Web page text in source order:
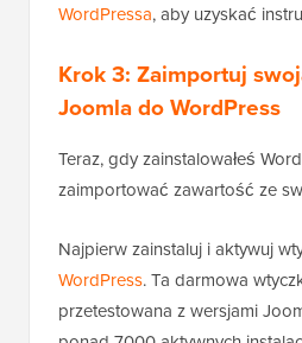
WordPressa, aby uzyskać
Krok 3: Zaimportuj
Joomla do WordPress
Teraz, gdy zainstalowałeś
zaimportować zawartość ze
Najpierw zainstaluj i aktywuj
WordPress. Ta darmowa
przetestowana z wersjami